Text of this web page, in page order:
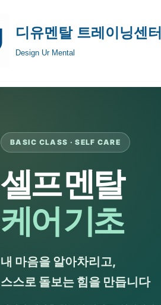
디유멘탈 트레이닝센터
Design Ur Mental
BASIC CLASS · SELF CARE
셀프 멘탈
케어 기초
내 마음을 알아차리고,
스스로 돌보는 힘을 만듭니다